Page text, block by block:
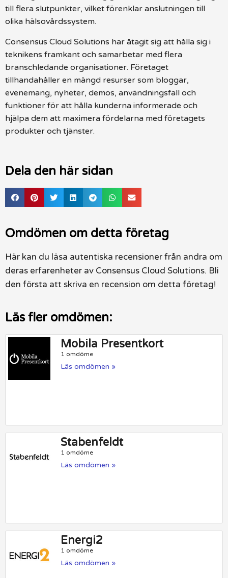
till flera slutpunkter, vilket förenklar anslutningen till
olika hälsovårdssystem.
Consensus Cloud Solutions har åtagit sig att hålla sig i
teknikens framkant och samarbetar med flera
branschledande organisationer. Företaget
tillhandahåller en mängd resurser som bloggar,
evenemang, nyheter, demos, användningsfall och
funktioner för att hålla kunderna informerade och
hjälpa dem att maximera fördelarna med företagets
produkter och tjänster.
Dela den här sidan
Omdömen om detta företag
Här kan du läsa autentiska recensioner från andra om
deras erfarenheter av Consensus Cloud Solutions. Bli
den första att skriva en recension om detta företag!
Läs fler omdömen:
Mobila Presentkort
1 omdöme
Läs omdömen »
Stabenfeldt
1 omdöme
Läs omdömen »
Energi2
1 omdöme
Läs omdömen »